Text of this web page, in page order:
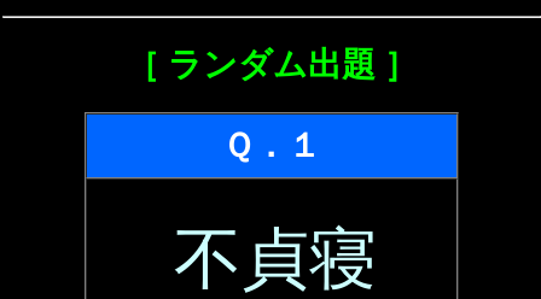
［ ランダム出題 ］
Ｑ．１
不貞寝